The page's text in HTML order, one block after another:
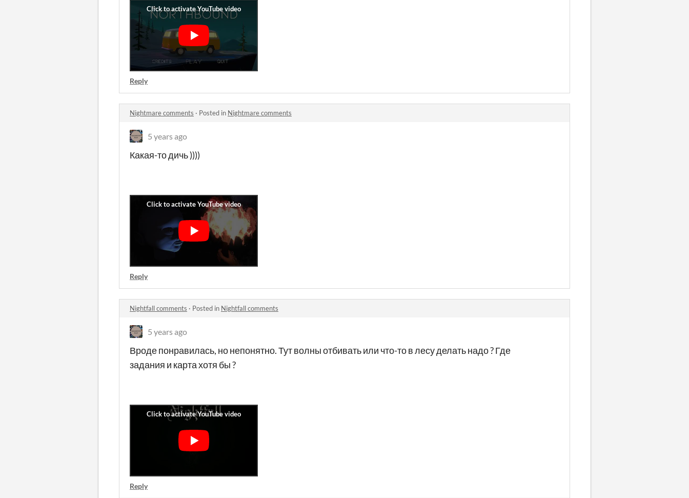
Reply
Nightmare comments · Posted in Nightmare comments
5 years ago
Какая-то дичь ))))
Reply
Nightfall comments · Posted in Nightfall comments
5 years ago
Вроде понравилась, но непонятно. Тут волны отбивать или что-то в лесу делать надо ? Где
задания и карта хотя бы ?
Reply